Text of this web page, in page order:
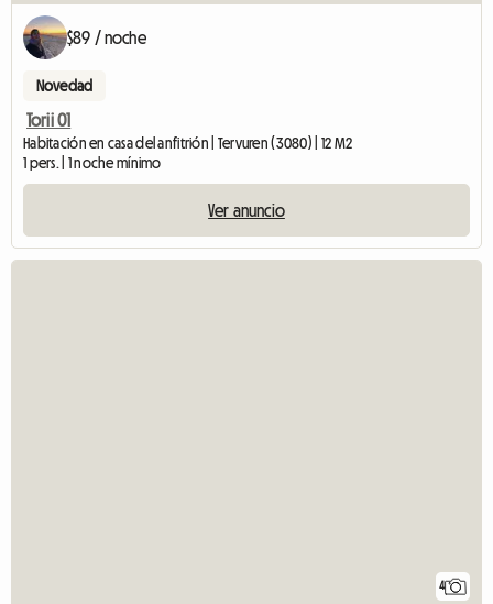
$89 / noche
Novedad
Torii 01
Habitación en casa del anfitrión | Tervuren (3080) | 12 M2
1 pers. | 1 noche mínimo
Ver anuncio
4